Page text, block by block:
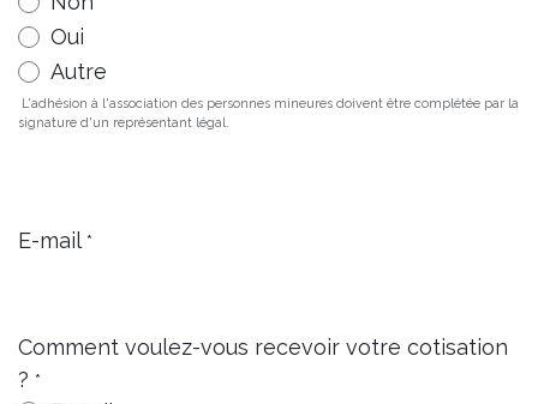
Oui
Autre
L'adhésion à l'association des personnes mineures doivent être complétée par la
signature d'un représentant légal.
E-mail *
Comment voulez-vous recevoir votre cotisation
? *